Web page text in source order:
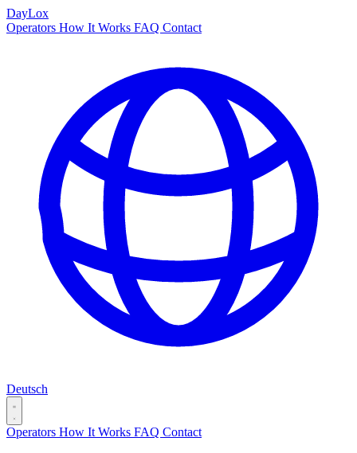
DayLox
Operators How It Works FAQ Contact
Deutsch
Operators How It Works FAQ Contact